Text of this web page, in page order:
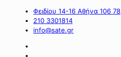
Φειδίου 14-16 Αθήνα 106 78
210 3301814
info@sate.gr